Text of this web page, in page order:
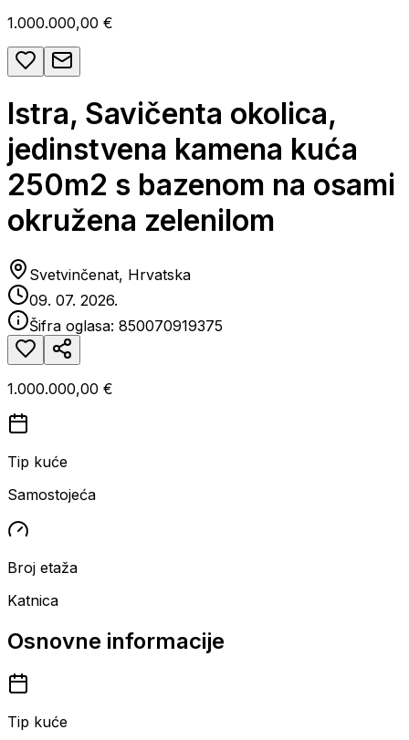
1.000.000,00 €
Istra, Savičenta okolica,
jedinstvena kamena kuća
250m2 s bazenom na osami
okružena zelenilom
Svetvinčenat, Hrvatska
09. 07. 2026.
Šifra oglasa: 850070919375
1.000.000,00 €
Tip kuće
Samostojeća
Broj etaža
Katnica
Osnovne informacije
Tip kuće